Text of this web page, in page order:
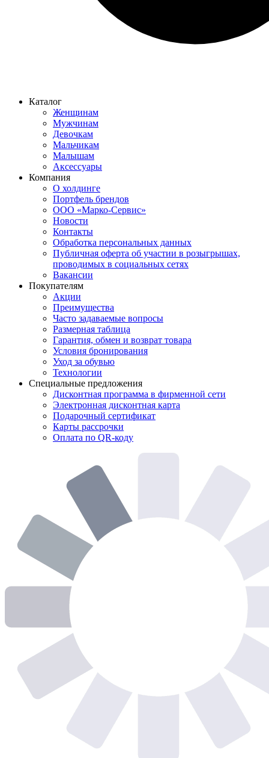
Каталог
Женщинам
Мужчинам
Девочкам
Мальчикам
Малышам
Аксессуары
Компания
О холдинге
Портфель брендов
ООО «Марко-Сервис»
Новости
Контакты
Обработка персональных данных
Публичная оферта об участии в розыгрышах,
проводимых в социальных сетях
Вакансии
Покупателям
Акции
Преимущества
Часто задаваемые вопросы
Размерная таблица
Гарантия, обмен и возврат товара
Условия бронирования
Уход за обувью
Технологии
Специальные предложения
Дисконтная программа в фирменной сети
Электронная дисконтная карта
Подарочный сертификат
Карты рассрочки
Оплата по QR-коду